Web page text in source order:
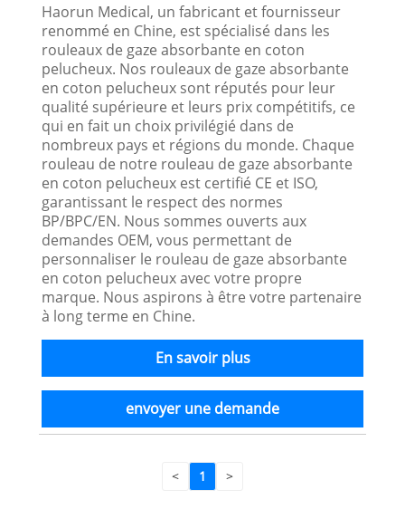
Haorun Medical, un fabricant et fournisseur
renommé en Chine, est spécialisé dans les
rouleaux de gaze absorbante en coton
pelucheux. Nos rouleaux de gaze absorbante
en coton pelucheux sont réputés pour leur
qualité supérieure et leurs prix compétitifs, ce
qui en fait un choix privilégié dans de
nombreux pays et régions du monde. Chaque
rouleau de notre rouleau de gaze absorbante
en coton pelucheux est certifié CE et ISO,
garantissant le respect des normes
BP/BPC/EN. Nous sommes ouverts aux
demandes OEM, vous permettant de
personnaliser le rouleau de gaze absorbante
en coton pelucheux avec votre propre
marque. Nous aspirons à être votre partenaire
à long terme en Chine.
En savoir plus
envoyer une demande
< 1 >